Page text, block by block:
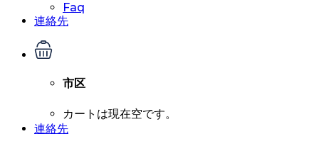
Faq
連絡先
市区
カートは現在空です。
連絡先